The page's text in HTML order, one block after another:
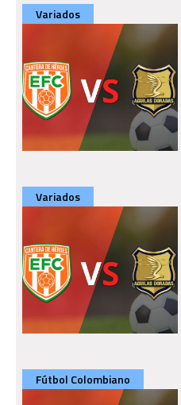
Variados
Variados
Fútbol Colombiano